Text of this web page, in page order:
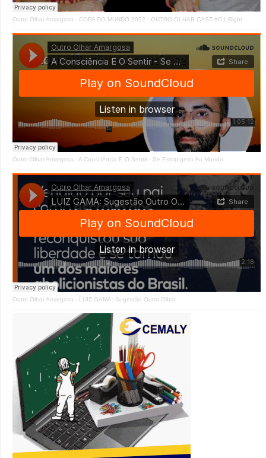
Outro Olhar Amargosa · COPA DO MUNDO 2022 - OUTRO OLHAR CAST #O1 Right
Outro Olhar Amargosa · A Consciência E O Sentir - Se Estrangeiro Ao Mundo
Outro Olhar Amargosa · LUIZ GAMA: Sugestão Outro Olhar